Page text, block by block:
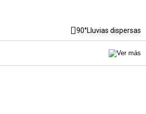
90°Lluvias dispersas